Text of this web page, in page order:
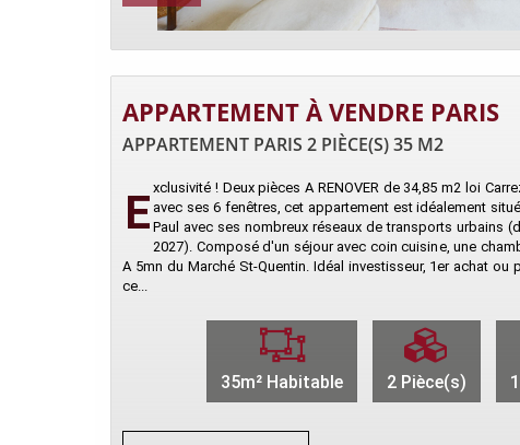
APPARTEMENT À VENDRE PARIS
APPARTEMENT PARIS 2 PIÈCE(S) 35 M2
E xclusivité ! Deux pièces A RENOVER de 34,85 m2 loi
avec ses 6 fenêtres, cet appartement est idéalement
Paul avec ses nombreux réseaux de transports urbains
2027). Composé d'un séjour avec coin cuisine, une
A 5mn du Marché St-Quentin. Idéal investisseur, 1er achat ou
ce...
35m² Habitable 2 Pièce(s)